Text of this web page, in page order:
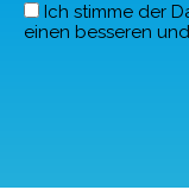
Ich stimme der
einen besseren